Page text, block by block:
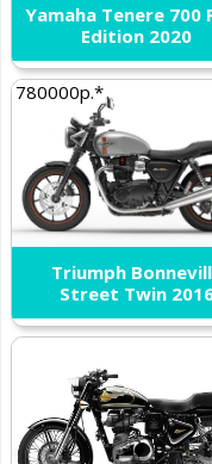
Yamaha Tenere 700
Edition 2020
780000р.*
Triumph
Street Twin